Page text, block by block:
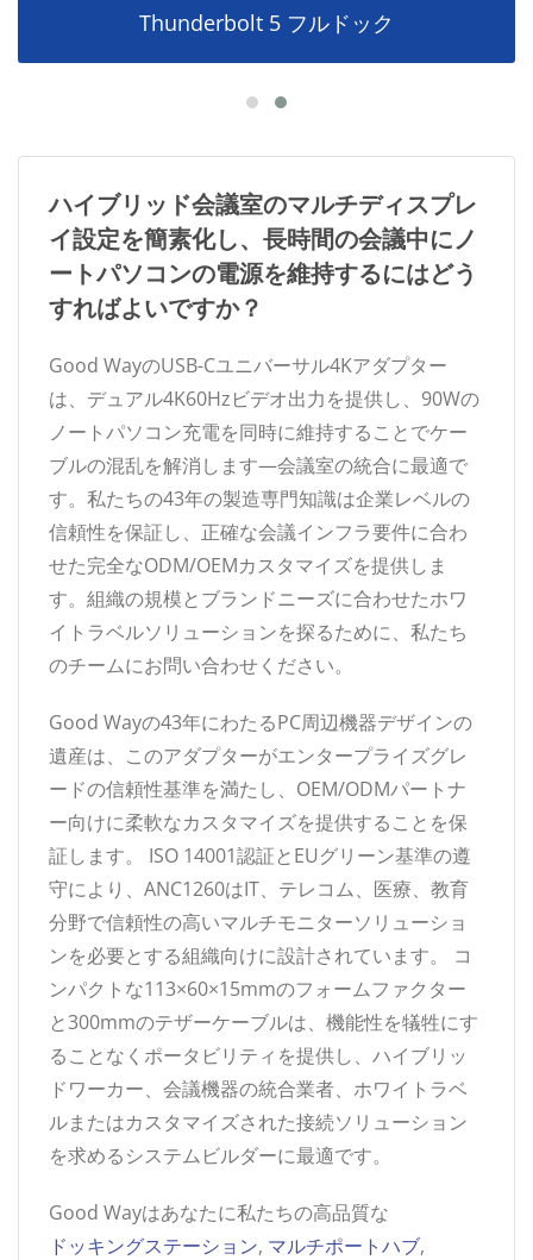
Thunderbolt 5 フルドック
ハイブリッド会議室のマルチディスプレ
イ設定を簡素化し、長時間の会議中にノ
ートパソコンの電源を維持するにはどう
すればよいですか？
Good WayのUSB-Cユニバーサル4Kアダプター
は、デュアル4K60Hzビデオ出力を提供し、90Wの
ノートパソコン充電を同時に維持することでケー
ブルの混乱を解消します—会議室の統合に最適で
す。私たちの43年の製造専門知識は企業レベルの
信頼性を保証し、正確な会議インフラ要件に合わ
せた完全なODM/OEMカスタマイズを提供しま
す。組織の規模とブランドニーズに合わせたホワ
イトラベルソリューションを探るために、私たち
のチームにお問い合わせください。
Good Wayの43年にわたるPC周辺機器デザインの
遺産は、このアダプターがエンタープライズグレ
ードの信頼性基準を満たし、OEM/ODMパートナ
ー向けに柔軟なカスタマイズを提供することを保
証します。 ISO 14001認証とEUグリーン基準の遵
守により、ANC1260はIT、テレコム、医療、教育
分野で信頼性の高いマルチモニターソリューショ
ンを必要とする組織向けに設計されています。 コ
ンパクトな113×60×15mmのフォームファクター
と300mmのテザーケーブルは、機能性を犠牲にす
ることなくポータビリティを提供し、ハイブリッ
ドワーカー、会議機器の統合業者、ホワイトラベ
ルまたはカスタマイズされた接続ソリューション
を求めるシステムビルダーに最適です。
Good Wayはあなたに私たちの高品質な
ドッキングステーション, マルチポートハブ,